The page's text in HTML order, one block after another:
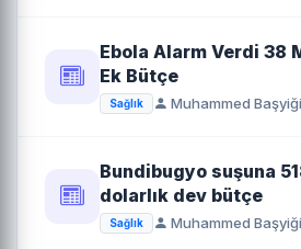
Ebola Alarm Verdi 38
Ek Bütçe
Sağlık Muhammed
Bundibugyo suşuna
dolarlık dev bütçe
Sağlık Muhammed